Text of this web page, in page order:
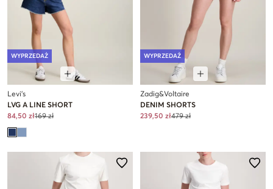
WYPRZEDAŻ
Levi's
LVG A LINE SHORT
84,50 zł169 zł
WYPRZEDAŻ
Zadig&Voltaire
DENIM SHORTS
239,50 zł479 zł